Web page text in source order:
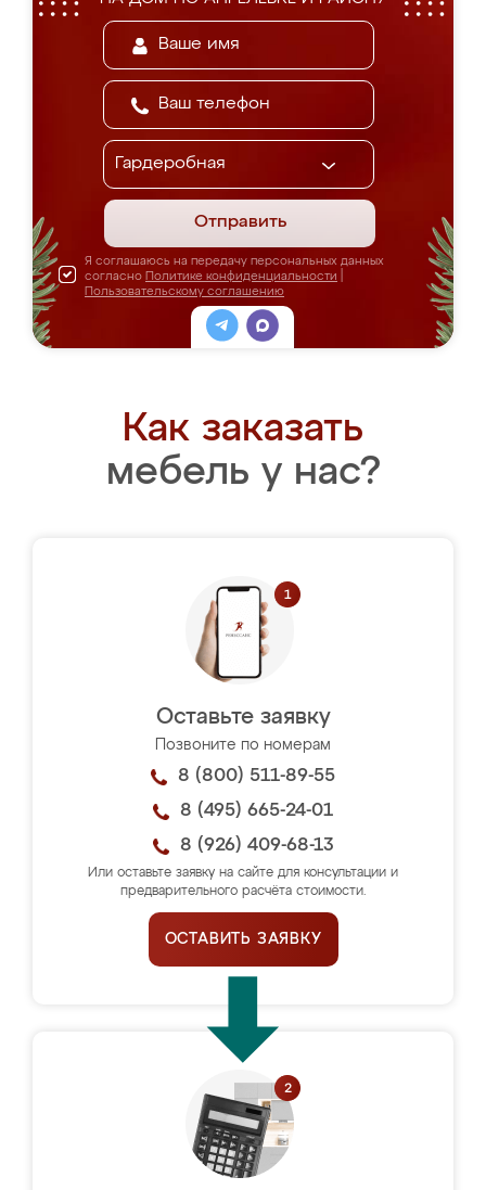
Отправить
Я соглашаюсь на передачу персональных данных
согласно Политике конфиденциальности
Пользовательскому соглашению
Как заказать
мебель у нас?
Оставьте заявку
Позвоните по номерам
8 (800) 511-89-55
8 (495) 665-24-01
8 (926) 409-68-13
Или оставьте заявку на сайте для консультации и
предварительного расчёта стоимости.
ОСТАВИТЬ ЗАЯВКУ